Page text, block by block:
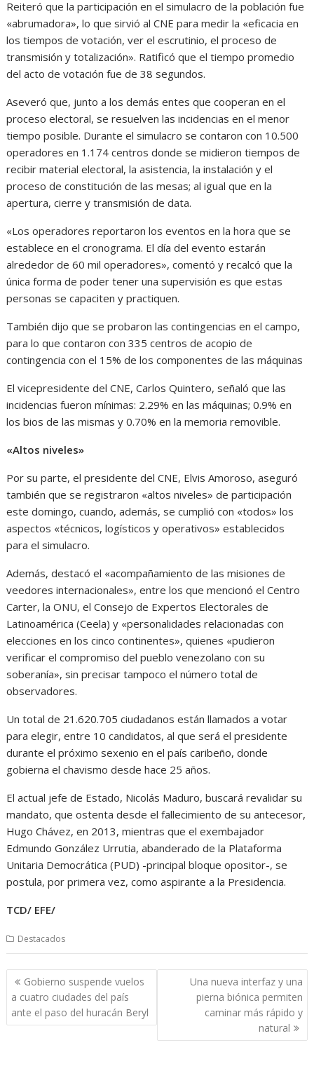
Reiteró que la participación en el simulacro de la población fue
«abrumadora», lo que sirvió al CNE para medir la «eficacia en
los tiempos de votación, ver el escrutinio, el proceso de
transmisión y totalización». Ratificó que el tiempo promedio
del acto de votación fue de 38 segundos.
Aseveró que, junto a los demás entes que cooperan en el
proceso electoral, se resuelven las incidencias en el menor
tiempo posible. Durante el simulacro se contaron con 10.500
operadores en 1.174 centros donde se midieron tiempos de
recibir material electoral, la asistencia, la instalación y el
proceso de constitución de las mesas; al igual que en la
apertura, cierre y transmisión de data.
«Los operadores reportaron los eventos en la hora que se
establece en el cronograma. El día del evento estarán
alrededor de 60 mil operadores», comentó y recalcó que la
única forma de poder tener una supervisión es que estas
personas se capaciten y practiquen.
También dijo que se probaron las contingencias en el campo,
para lo que contaron con 335 centros de acopio de
contingencia con el 15% de los componentes de las máquinas
El vicepresidente del CNE, Carlos Quintero, señaló que las
incidencias fueron mínimas: 2.29% en las máquinas; 0.9% en
los bios de las mismas y 0.70% en la memoria removible.
«Altos niveles»
Por su parte, el presidente del CNE, Elvis Amoroso, aseguró
también que se registraron «altos niveles» de participación
este domingo, cuando, además, se cumplió con «todos» los
aspectos «técnicos, logísticos y operativos» establecidos
para el simulacro.
Además, destacó el «acompañamiento de las misiones de
veedores internacionales», entre los que mencionó el Centro
Carter, la ONU, el Consejo de Expertos Electorales de
Latinoamérica (Ceela) y «personalidades relacionadas con
elecciones en los cinco continentes», quienes «pudieron
verificar el compromiso del pueblo venezolano con su
soberanía», sin precisar tampoco el número total de
observadores.
Un total de 21.620.705 ciudadanos están llamados a votar
para elegir, entre 10 candidatos, al que será el presidente
durante el próximo sexenio en el país caribeño, donde
gobierna el chavismo desde hace 25 años.
El actual jefe de Estado, Nicolás Maduro, buscará revalidar su
mandato, que ostenta desde el fallecimiento de su antecesor,
Hugo Chávez, en 2013, mientras que el exembajador
Edmundo González Urrutia, abanderado de la Plataforma
Unitaria Democrática (PUD) -principal bloque opositor-, se
postula, por primera vez, como aspirante a la Presidencia.
TCD/ EFE/
Destacados
Navegación
de
entradas
Gobierno suspende vuelos
a cuatro ciudades del país
ante el paso del huracán Beryl
Una nueva interfaz y una
pierna biónica permiten
caminar más rápido y
natural